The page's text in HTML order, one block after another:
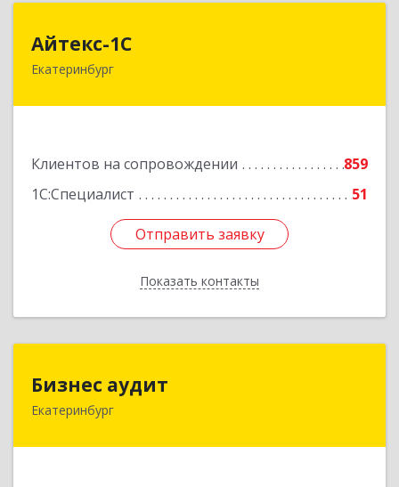
Айтекс-1С
Екатеринбург
Клиентов на сопровождении
859
1С:Специалист
51
Отправить заявку
Показать контакты
620041, Свердловская обл, Екатеринбург г,
Отправить заявку
Назад
Бизнес аудит
Екатеринбург
620062, Свердловская обл, Екатеринбург г,